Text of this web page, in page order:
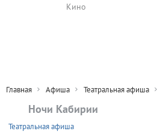
Кино
Главная Афиша Театральная афиша
Ночи Кабирии
Театральная афиша